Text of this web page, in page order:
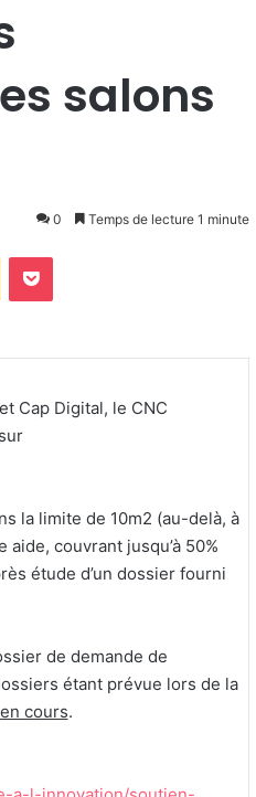
salons
0 Temps de lecture 1 minute
Odnoklassniki
Pocket
Cap Digital, le CNC
la limite de 10m2 (au-delà, à
couvrant jusqu’à 50%
étude d’un dossier fourni
de demande de
étant prévue lors de la
cours.